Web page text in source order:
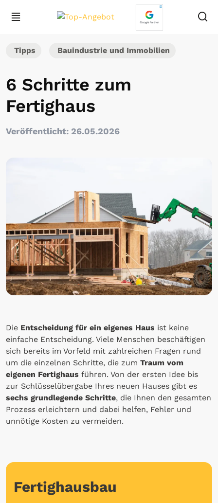
Tipps Bauindustrie und Immobilien
6 Schritte zum
Fertighaus
Veröffentlicht: 26.05.2026
Die Entscheidung für ein eigenes Haus ist keine
einfache Entscheidung. Viele Menschen beschäftigen
sich bereits im Vorfeld mit zahlreichen Fragen rund
um die einzelnen Schritte, die zum Traum vom
eigenen Fertighaus führen. Von der ersten Idee bis
zur Schlüsselübergabe Ihres neuen Hauses gibt es
sechs grundlegende Schritte, die Ihnen den gesamten
Prozess erleichtern und dabei helfen, Fehler und
unnötige Kosten zu vermeiden.
Fertighausbau